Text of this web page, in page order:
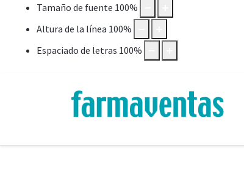
Tamaño de fuente 100%
Altura de la línea 100%
Espaciado de letras 100%